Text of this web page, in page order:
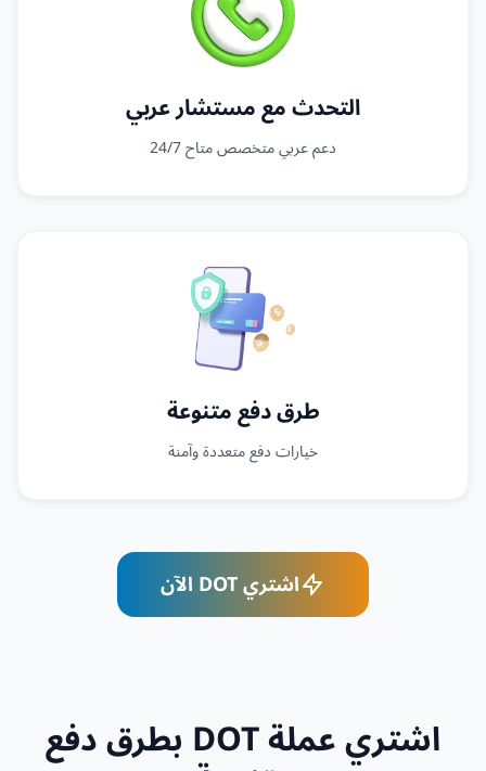
التحدث مع مستشار عربي
دعم عربي متخصص متاح 24/7
طرق دفع متنوعة
خيارات دفع متعددة وآمنة
اشتري DOT الآن
اشتري عملة DOT بطرق دفع